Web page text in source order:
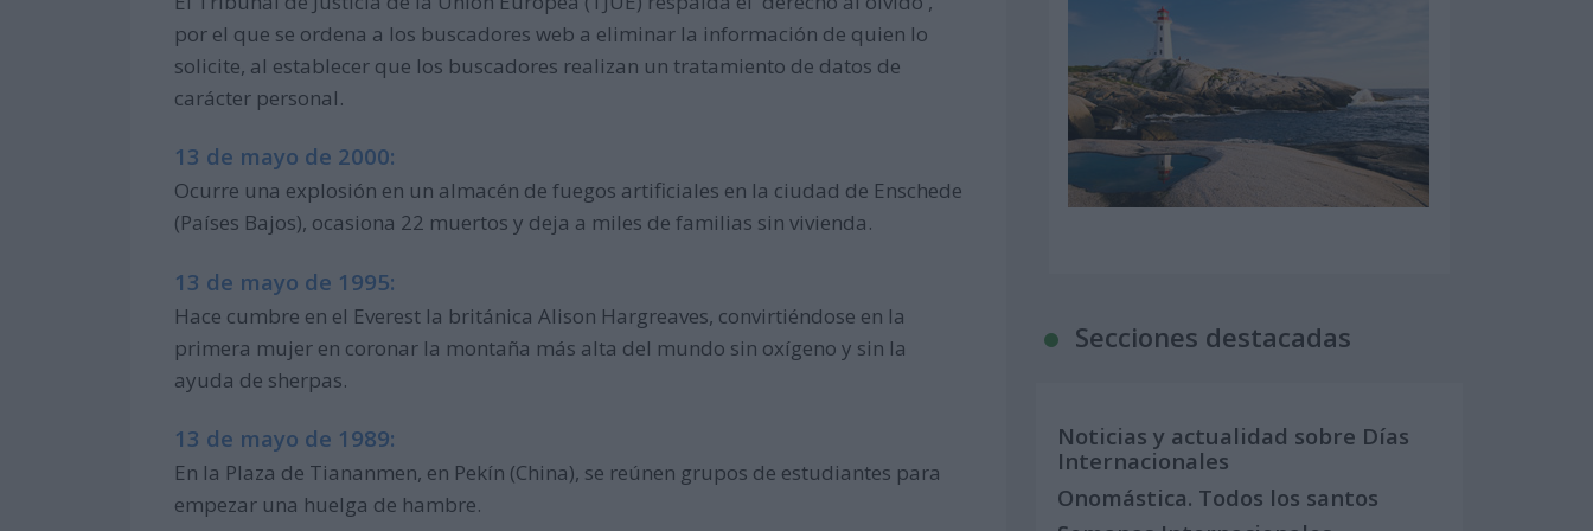
por el que se ordena a los buscadores web a eliminar la información de quien lo
solicite, al establecer que los buscadores realizan un tratamiento de datos de
carácter personal.
13 de mayo de 2000:
Ocurre una explosión en un almacén de fuegos artificiales en la ciudad de Enschede
(Países Bajos), ocasiona 22 muertos y deja a miles de familias sin vivienda.
13 de mayo de 1995:
Hace cumbre en el Everest la británica Alison Hargreaves, convirtiéndose en la
primera mujer en coronar la montaña más alta del mundo sin oxígeno y sin la
ayuda de sherpas.
13 de mayo de 1989:
En la Plaza de Tiananmen, en Pekín (China), se reúnen grupos de estudiantes para
empezar una huelga de hambre.
Secciones destacadas
Noticias y actualidad sobre Días
Internacionales
Onomástica. Todos los santos